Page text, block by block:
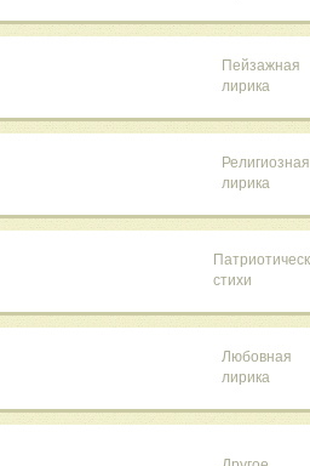
Пейзажная
лирика
Религиозная
лирика
стихи
Любовная
лирика